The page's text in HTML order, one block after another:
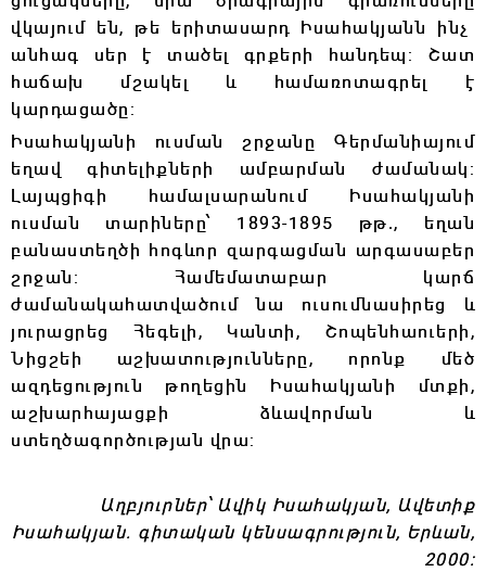
վկայում են, թե երիտասարդ Իսահակյանն ինչ
անհագ սեր է տածել գրքերի հանդեպ: Շատ
հաճախ մշակել և համառոտագրել է
կարդացածը:
Իսահակյանի ուսման շրջանը Գերմանիայում
եղավ գիտելիքների ամբարման ժամանակ:
Լայպցիգի համալսարանում Իսահակյանի
ուսման տարիները՝ 1893-1895 թթ., եղան
բանաստեղծի հոգևոր զարգացման արգասաբեր
շրջան: Համեմատաբար կարճ
ժամանակահատվածում նա ուսումնասիրեց և
յուրացրեց Հեգելի, Կանտի, Շոպենհաուերի,
Նիցշեի աշխատությունները, որոնք մեծ
ազդեցություն թողեցին Իսահակյանի մտքի,
աշխարհայացքի ձևավորման և
ստեղծագործության վրա:
Աղբյուրներ՝ Ավիկ Իսահակյան, Ավետիք
Իսահակյան․ գիտական կենսագրություն, Երևան,
2000: